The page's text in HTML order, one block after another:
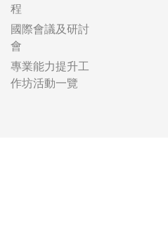
程
國際會議及研討
會
專業能力提升工
作坊活動一覽